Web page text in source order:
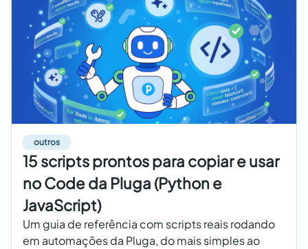
outros
15 scripts prontos para copiar e usar
no Code da Pluga (Python e
JavaScript)
Um guia de referência com scripts reais rodando
em automações da Pluga, do mais simples ao